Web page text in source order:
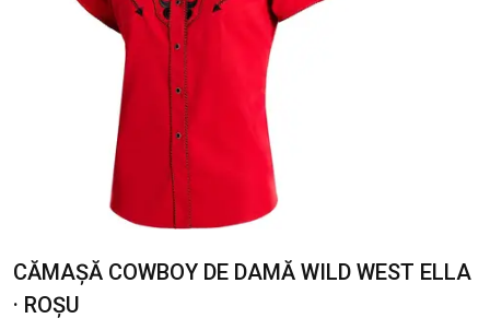
CĂMAȘĂ COWBOY DE DAMĂ WILD WEST ELLA
· ROȘU